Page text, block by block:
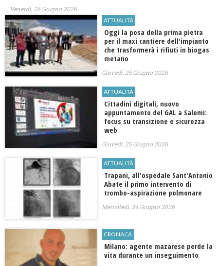
Venerdì, 26 Giugno 2026
ATTUALITÀ
Oggi la posa della prima pietra
per il maxi cantiere dell'impianto
che trasformerà i rifiuti in biogas
metano
Giovedì, 25 Giugno 2026
ATTUALITÀ
Cittadini digitali, nuovo
appuntamento del GAL a Salemi:
focus su transizione e sicurezza
web
Giovedì, 25 Giugno 2026
ATTUALITÀ
Trapani, all'ospedale Sant'Antonio
Abate il primo intervento di
trombo-aspirazione polmonare
Mercoledì, 24 Giugno 2026
CRONACA
Milano: agente mazarese perde la
vita durante un inseguimento